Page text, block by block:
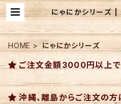
にゃにかシリー
HOME にゃにかシリーズ
ご注文金額3000円以上で
沖縄、離島からご注文の方